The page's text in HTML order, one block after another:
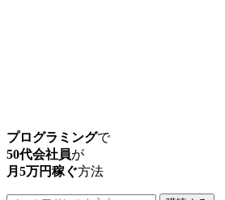
プログラミングで
50代会社員が
月5万円稼ぐ方法